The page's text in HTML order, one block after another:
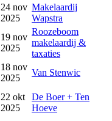
24 nov
2025
Makelaardij
Wapstra
19 nov
2025
Roozeboom
makelaardij &
taxaties
18 nov
2025
Van Stenwic
22 okt
2025
De Boer + Ten
Hoeve